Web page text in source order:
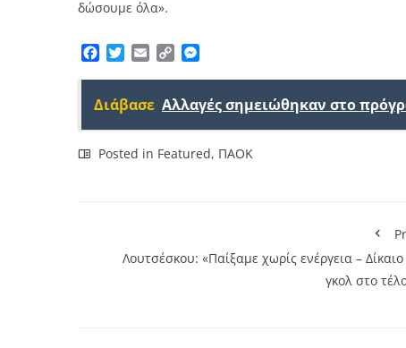
δώσουμε όλα».
Facebook
TwitterEmailCopy
Διάβασε Αλλαγές σημειώθηκαν στο
Posted in Featured, ΠΑΟΚ
Λουτσέσκου: «Παίξαμε χωρίς ενέργεια – Δίκαιο
γκολ στο